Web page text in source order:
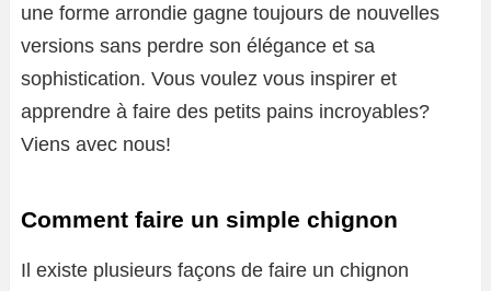
une forme arrondie gagne toujours de nouvelles
versions sans perdre son élégance et sa
sophistication. Vous voulez vous inspirer et
apprendre à faire des petits pains incroyables?
Viens avec nous!
Comment faire un simple chignon
Il existe plusieurs façons de faire un chignon